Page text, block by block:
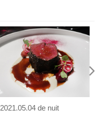
2021.05.04 de nuit